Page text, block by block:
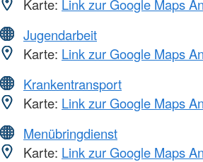
Karte: Link zur Google Maps
Jugendarbeit
Karte: Link zur Google Maps
Krankentransport
Karte: Link zur Google Maps
Menübringdienst
Karte: Link zur Google Maps